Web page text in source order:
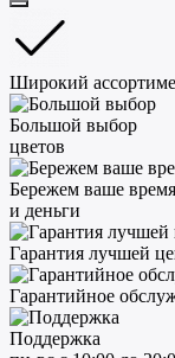
Широкий
Большой выбор
цветов
Бережем ваше время
и деньги
Гарантия лучшей
Гарантийное
Поддержка